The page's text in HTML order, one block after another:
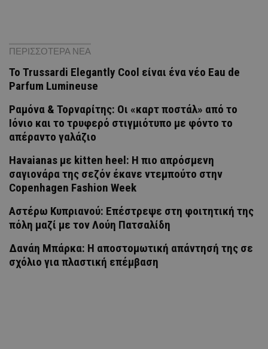
ΠΕΡΙΣΣΟΤΕΡΑ ΝΕΑ
Το Trussardi Elegantly Cool είναι ένα νέο Eau de
Parfum Lumineuse
Ραμόνα & Τορναρίτης: Οι «καρτ ποστάλ» από το
Ιόνιο και το τρυφερό στιγμιότυπο με φόντο το
απέραντο γαλάζιο
Havaianas με kitten heel: Η πιο απρόσμενη
σαγιονάρα της σεζόν έκανε ντεμπούτο στην
Copenhagen Fashion Week
Αστέρω Κυπριανού: Επέστρεψε στη φοιτητική της
πόλη μαζί με τον Λούη Πατσαλίδη
Δανάη Μπάρκα: Η αποστομωτική απάντησή της σε
σχόλιο για πλαστική επέμβαση